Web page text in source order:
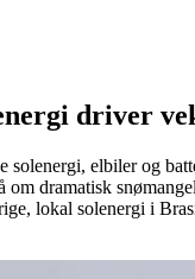
driver
solenergi, elbiler og
om dramatisk
lokal solenergi i